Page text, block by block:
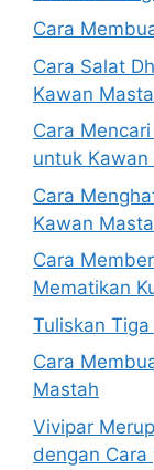
Cara
Cara Salat
Kawan
Cara
untuk Kawan
Cara
Kawan
Cara
Mematikan
Tuliskan
Cara
Mastah
Vivipar
dengan